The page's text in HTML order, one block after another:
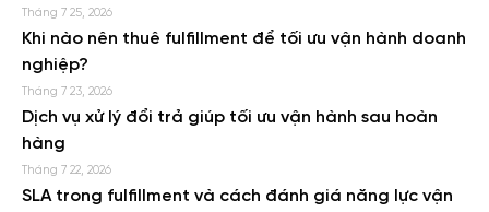
Tháng 7 25, 2026
Khi nào nên thuê fulfillment để tối ưu vận hành doanh
nghiệp?
Tháng 7 23, 2026
Dịch vụ xử lý đổi trả giúp tối ưu vận hành sau hoàn
hàng
Tháng 7 22, 2026
SLA trong fulfillment và cách đánh giá năng lực vận